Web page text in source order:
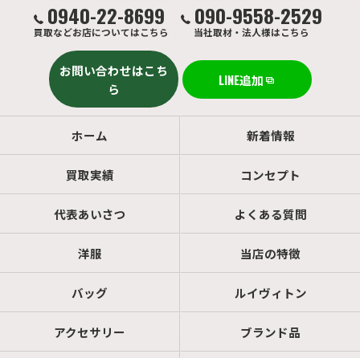
0940-22-8699
買取などお店についてはこちら
090-9558-2529
当社取材・法人様はこちら
お問い合わせはこち
ら
LINE追加
ホーム 新着情報
買取実績 コンセプト
代表あいさつ よくある質問
洋服 当店の特徴
バッグ ルイヴィトン
アクセサリー ブランド品